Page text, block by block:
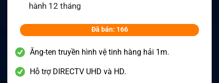
hành 12 tháng
Đã bán: 166
Ăng-ten truyền hình vệ tinh hàng hải 1m.
Hỗ trợ DIRECTV UHD và HD.